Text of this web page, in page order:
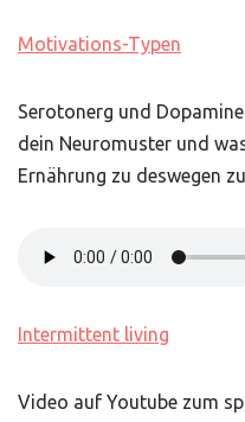
Motivations-Typen
Serotonerg und
dein Neuromuster und
Ernährung zu deswegen
Intermittent living
Video auf Youtube zum